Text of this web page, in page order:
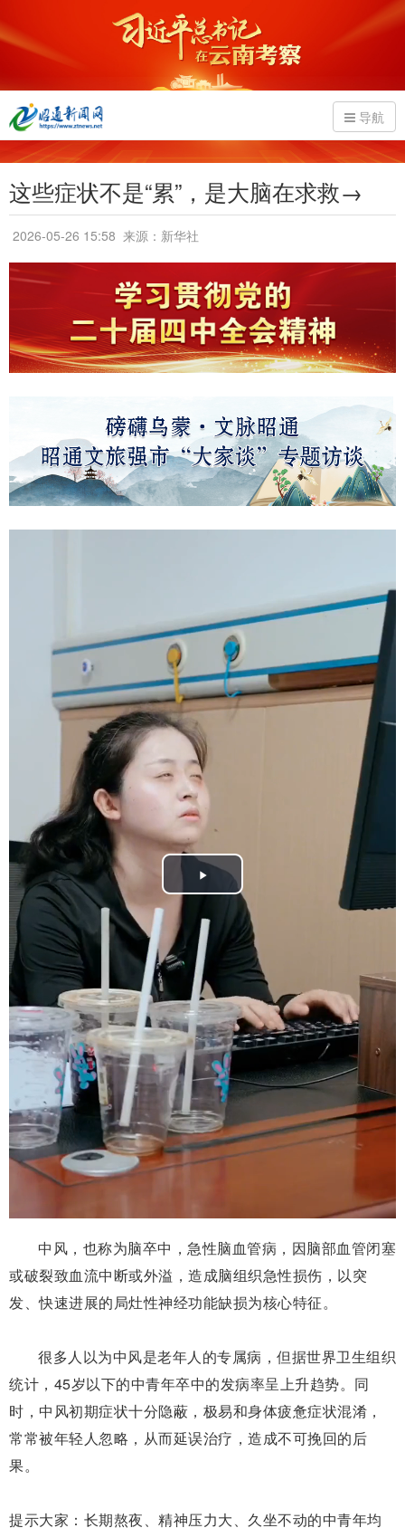
导航
这些症状不是“累”，是大脑在求救→
2026-05-26 15:58 来源：新华社
Play
Video
中风，也称为脑卒中，急性脑血管病，因脑部血管闭塞
或破裂致血流中断或外溢，造成脑组织急性损伤，以突
发、快速进展的局灶性神经功能缺损为核心特征。
很多人以为中风是老年人的专属病，但据世界卫生组织
统计，45岁以下的中青年卒中的发病率呈上升趋势。同
时， 中风初期症状十分隐蔽， 极易和身体疲惫症状混淆，
常常被年轻人忽略 ， 从而延误治疗，造成不可挽回的后
果。
提示大家： 长期熬夜、精神压力大、久坐不动的中青年均